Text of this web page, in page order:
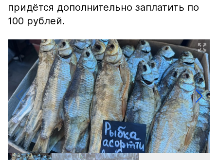
придётся дополнительно заплатить по
100 рублей.